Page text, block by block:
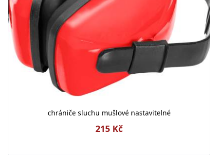
chrániče sluchu mušlové nastavitelné
215 Kč